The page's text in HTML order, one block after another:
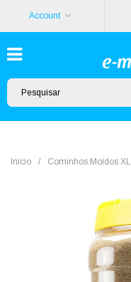
Account
Início / Cominhos Moídos XL